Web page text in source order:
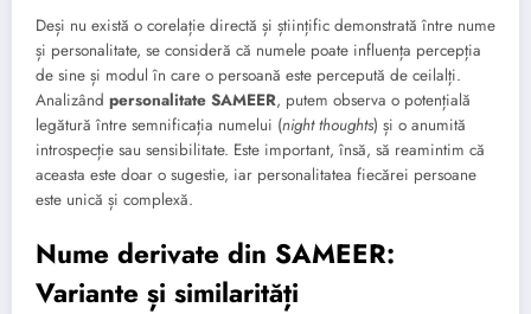
Deși nu există o corelație directă și științific demonstrată între nume
și personalitate, se consideră că numele poate influența percepția
de sine și modul în care o persoană este percepută de ceilalți.
Analizând personalitate SAMEER, putem observa o potențială
legătură între semnificația numelui (night thoughts) și o anumită
introspecție sau sensibilitate. Este important, însă, să reamintim că
aceasta este doar o sugestie, iar personalitatea fiecărei persoane
este unică și complexă.
Nume derivate din SAMEER:
Variante și similarități